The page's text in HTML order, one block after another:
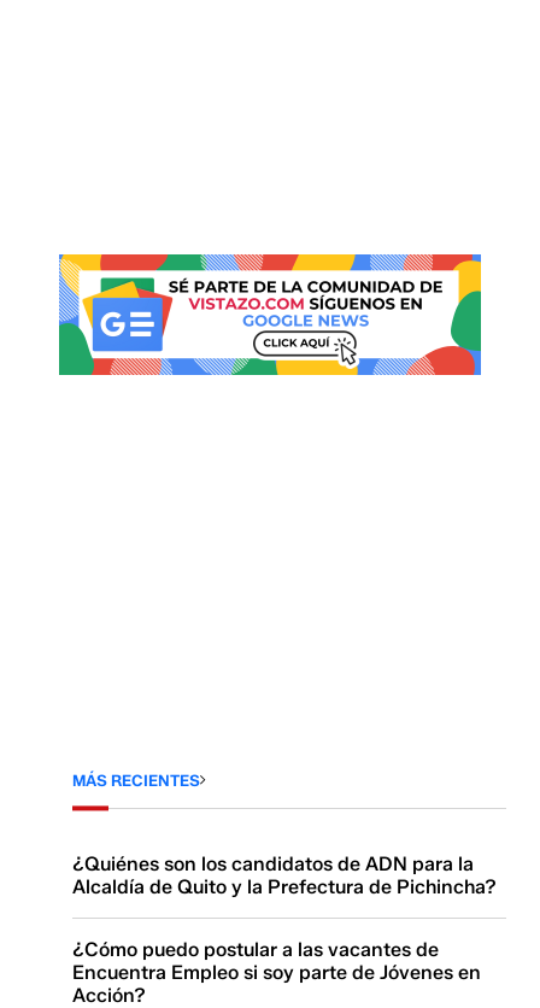
MÁS RECIENTES
¿Quiénes son los candidatos de ADN para la
Alcaldía de Quito y la Prefectura de Pichincha?
¿Cómo puedo postular a las vacantes de
Encuentra Empleo si soy parte de Jóvenes en
Acción?